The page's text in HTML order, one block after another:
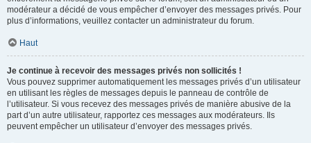
modérateur a décidé de vous empêcher d’envoyer des messages privés. Pour
plus d’informations, veuillez contacter un administrateur du forum.
Haut
Je continue à recevoir des messages privés non sollicités !
Vous pouvez supprimer automatiquement les messages privés d’un utilisateur
en utilisant les règles de messages depuis le panneau de contrôle de
l’utilisateur. Si vous recevez des messages privés de manière abusive de la
part d’un autre utilisateur, rapportez ces messages aux modérateurs. Ils
peuvent empêcher un utilisateur d’envoyer des messages privés.